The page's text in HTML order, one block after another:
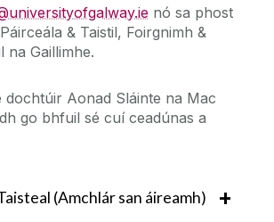
nó sa phost
& Taistil, Foirgnimh &
na Gaillimhe.
dochtúir Aonad Sláinte na Mac
go bhfuil sé cuí ceadúnas a
(Amchlár san áireamh)